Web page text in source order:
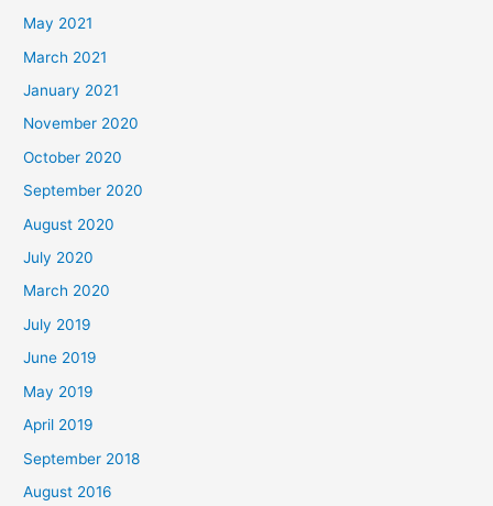
May 2021
March 2021
January 2021
November 2020
October 2020
September 2020
August 2020
July 2020
March 2020
July 2019
June 2019
May 2019
April 2019
September 2018
August 2016